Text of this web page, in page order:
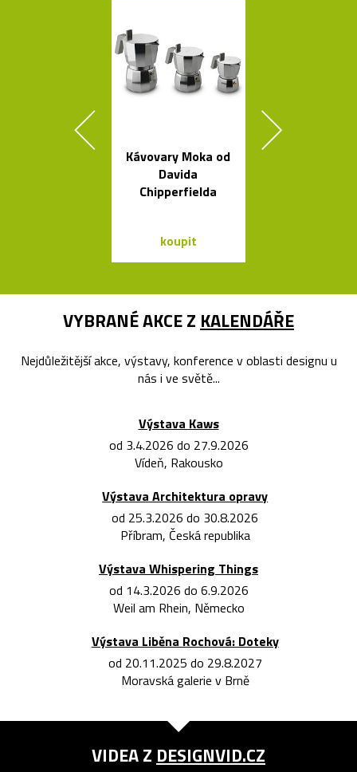
Kávovary Moka od
Davida
Chipperfielda
koupit
VYBRANÉ AKCE Z KALENDÁŘE
Nejdůležitější akce, výstavy, konference v oblasti designu u
nás i ve světě...
Výstava Kaws
od 3.4.2026 do 27.9.2026
Vídeň, Rakousko
Výstava Architektura opravy
od 25.3.2026 do 30.8.2026
Příbram, Česká republika
Výstava Whispering Things
od 14.3.2026 do 6.9.2026
Weil am Rhein, Německo
Výstava Liběna Rochová: Doteky
od 20.11.2025 do 29.8.2027
Moravská galerie v Brně
VIDEA Z DESIGNVID.CZ